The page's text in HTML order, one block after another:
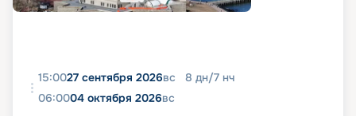
15:0027 сентября 2026вс 8 дн/7 нч
06:0004 октября 2026вс